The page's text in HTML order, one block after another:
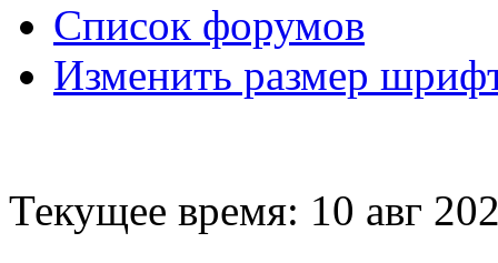
Список форумов
Изменить размер
Текущее время: 10 авг